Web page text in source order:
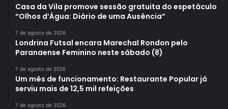
Casa da Vila promove sessão gratuita do espetáculo
“Olhos d’Água: Diário de uma Ausência”
7 de agosto de 2026
Londrina Futsal encara Marechal Rondon pelo
Paranaense Feminino neste sábado (8)
7 de agosto de 2026
Um mês de funcionamento: Restaurante Popular já
serviu mais de 12,5 mil refeições
7 de agosto de 2026